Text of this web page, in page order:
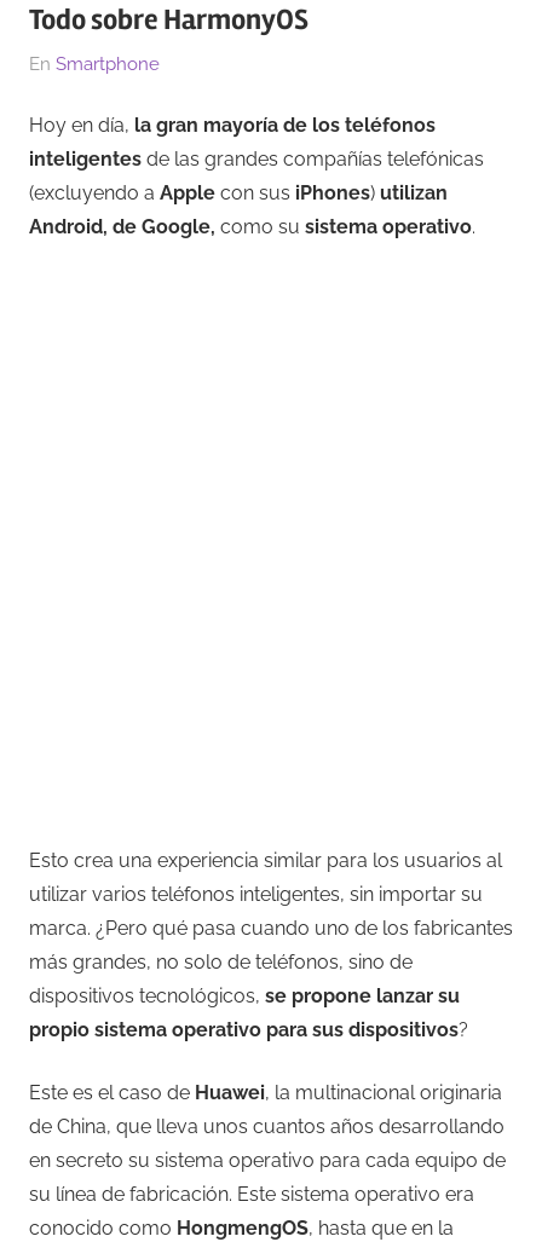
Todo sobre HarmonyOS
El
Por
En Smartphone
Hoy en día, la gran mayoría de los teléfonos
inteligentes de las grandes compañías telefónicas
(excluyendo a Apple con sus iPhones) utilizan
Android, de Google, como su sistema operativo.
Esto crea una experiencia similar para los usuarios al
utilizar varios teléfonos inteligentes, sin importar su
marca. ¿Pero qué pasa cuando uno de los fabricantes
más grandes, no solo de teléfonos, sino de
dispositivos tecnológicos, se propone lanzar su
propio sistema operativo para sus dispositivos?
Este es el caso de Huawei, la multinacional originaria
de China, que lleva unos cuantos años desarrollando
en secreto su sistema operativo para cada equipo de
su línea de fabricación. Este sistema operativo era
conocido como HongmengOS, hasta que en la